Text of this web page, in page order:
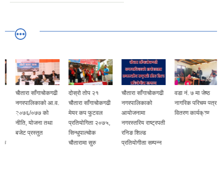
चाैतारा साँगाचोकगढी
नगरपालिकाकाे आ.व.
२०७६/०७७ को
नीति, योजना तथा
बजेट प्रस्तुत
दोस्रो तोप २१
चौतारा साँगाचोकगढी
मेयर कप फुटवल
प्रतियोगिता २०७५,
सिन्धुपाल्चोक
चौतारामा सुरु
चौतारा साँगाचोकगढी
नगरपालिकाको
आयोजनामा
नगरस्तरिय राष्ट्रपती
रनिङ शिल्ड
प्रतियोगीता सम्पन्न
वडा नं. ७ मा जेष्ठ
नागरिक परिचय पत्र
वितरण कार्यक्रम